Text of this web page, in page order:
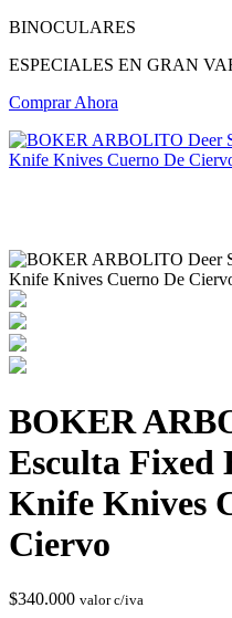
Chimeneas de
Termostatos y
BINOCULARES
ESPECIALES EN GRAN
Comprar Ahora
BOKER
Esculta Fixed
Knife Knives
Ciervo
$340.000 valor c/iva